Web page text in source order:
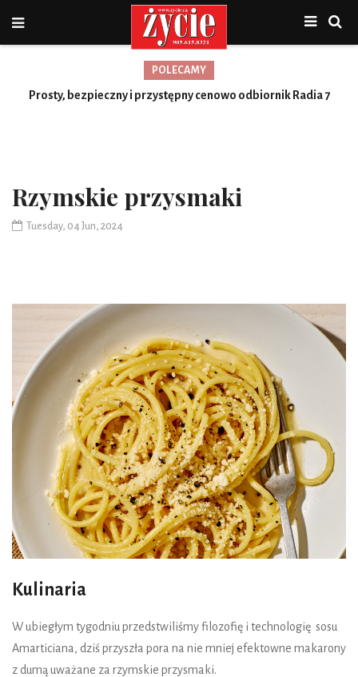
POLECAMY
Nowa jakość, więcej możliwości
Rzymskie przysmaki
Tuesday, 04 Jun, 2024
Kulinaria
W ubiegłym tygodniu przedstwiliśmy filozofię i technologię sosu
Amarticiana, dziś przyszła pora na nie mniej efektowne makarony
z dumą uważane za rzymskie przysmaki.